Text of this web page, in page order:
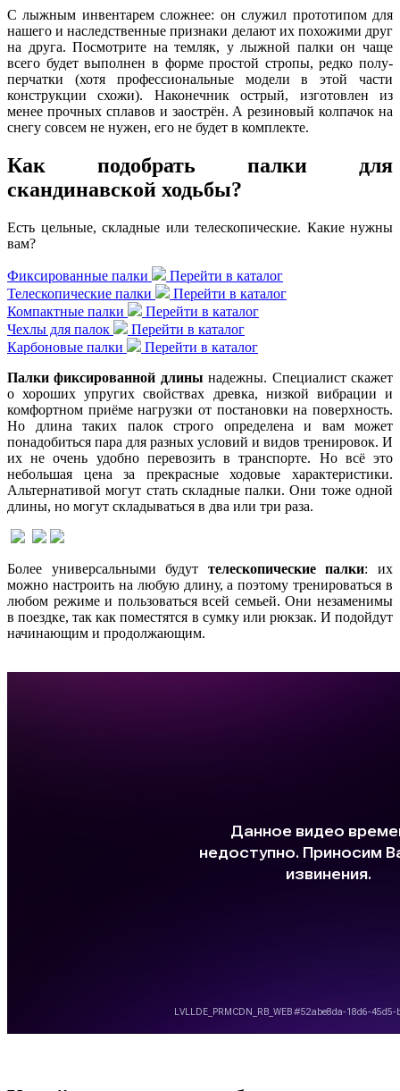
С лыжным инвентарем сложнее: он служил прототипом для
нашего и наследственные признаки делают их похожими друг
на друга. Посмотрите на темляк, у лыжной палки он чаще
всего будет выполнен в форме простой стропы, редко полу-
перчатки (хотя профессиональные модели в этой части
конструкции схожи). Наконечник острый, изготовлен из
менее прочных сплавов и заострён. А резиновый колпачок на
снегу совсем не нужен, его не будет в комплекте.
Как подобрать палки для
скандинавской ходьбы?
Есть цельные, складные или телескопические. Какие нужны
вам?
Фиксированные палки
Перейти в каталог
Телескопические палки
Перейти в каталог
Компактные палки
Перейти в каталог
Чехлы для палок
Перейти в каталог
Карбоновые палки
Перейти в каталог
Палки фиксированной длинынадежны. Специалист скажет
о хороших упругих свойствах древка, низкой вибрации и
комфортном приёме нагрузки от постановки на поверхность.
Но длина таких палок строго определена и вам может
понадобиться пара для разных условий и видов тренировок. И
их не очень удобно перевозить в транспорте. Но всё это
небольшая цена за прекрасные ходовые характеристики.
Альтернативой могут стать складные палки. Они тоже одной
длины, но могут складываться в два или три раза.
Более универсальными будут телескопические палки: их
можно настроить на любую длину, а поэтому тренироваться в
любом режиме и пользоваться всей семьей. Они незаменимы
в поездке, так как поместятся в сумку или рюкзак. И подойдут
начинающим и продолжающим.